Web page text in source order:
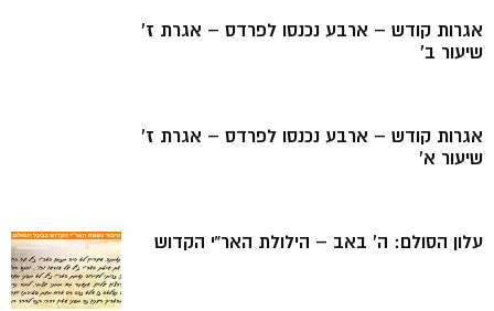
אגרות קודש – ארבע נכנסו לפרדס – אגרת ז’
שיעור ב’
אגרות קודש – ארבע נכנסו לפרדס – אגרת ז’
שיעור א’
עלון הסולם: ה’ באב – הילולת האר”י הקדוש